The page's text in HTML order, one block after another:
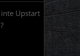
Upstart